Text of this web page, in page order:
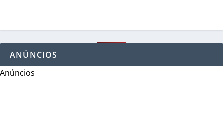
ANÚNCIOS
Anúncios